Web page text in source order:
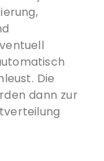
Die
dann zur